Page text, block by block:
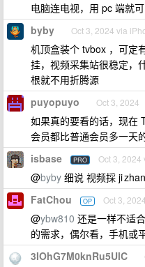
电脑连电视，用 pc 端就
byby Oct 3, 2024 via
机顶盒装个 tvbox ，可定
挂，视频采集站很稳定，
根就不用折腾源
puyopuyo Oct 3, 2024
如果真的要看的话，现在
会员都比普通会员多一天
isbase PRO Oct 3, 2024
@byby 细说 视频採 ji zhan
FatChou OP Oct 3, 2024
@ybw810 还是一样不适
的需求，偶尔看，手机或
3IOhG7M0knRu5UlC